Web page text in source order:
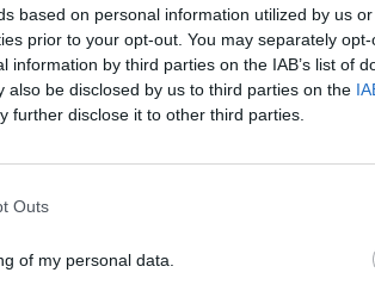
based on personal information utilized by us
prior to your opt-out. You may separately
information by third parties on the IAB’s list of
also be disclosed by us to third parties on the
further disclose it to other third parties.
Outs
of my personal data.
e cioccolato
farina di mandorle, che
intensifica il sapore,
di cocco fuso
naturalmente e